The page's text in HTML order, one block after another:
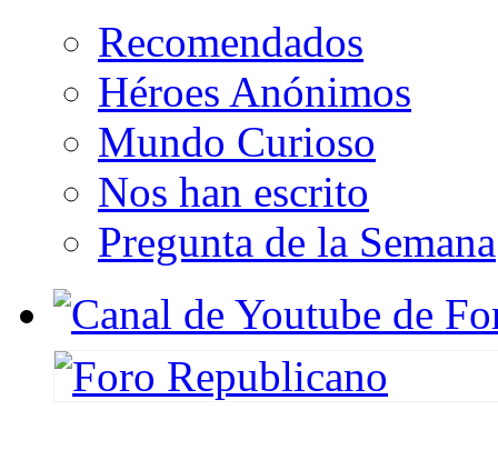
Recomendados
Héroes Anónimos
Mundo Curioso
Nos han escrito
Pregunta de la Semana